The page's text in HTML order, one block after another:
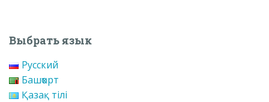
Выбрать язык
Русский
Башҡорт
Қазақ тілі